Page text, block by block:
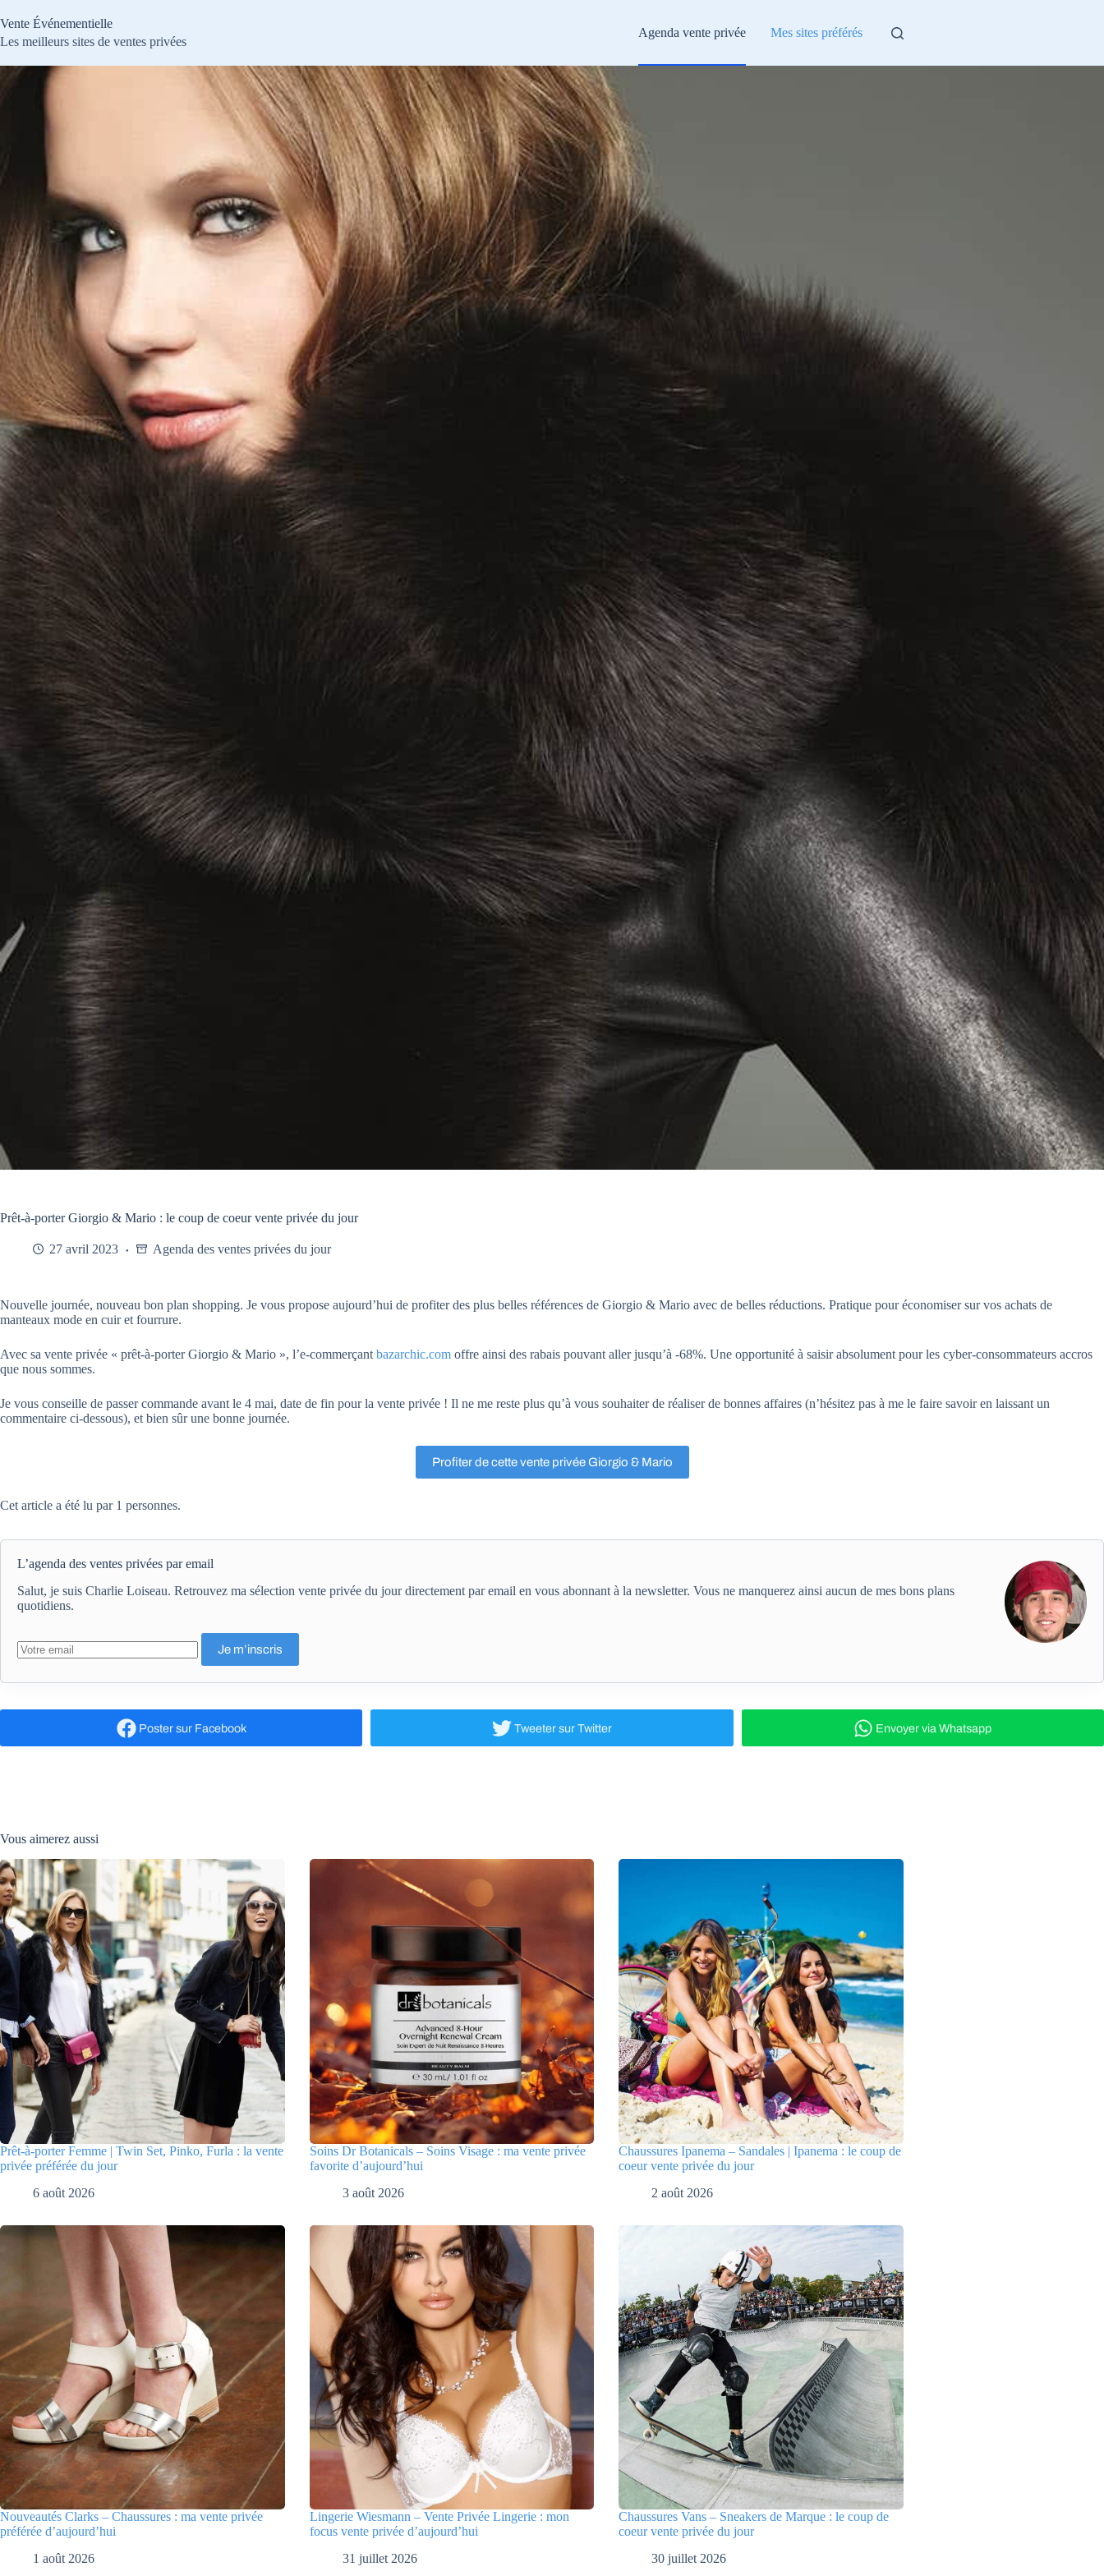
au
contenu
Vente Événementielle
Les meilleurs sites de ventes privées
Agenda vente privée Mes sites préférés
Prêt-à-porter Giorgio & Mario : le coup de coeur vente privée du jour
27 avril 2023 Agenda des ventes privées du jour
Nouvelle journée, nouveau bon plan shopping. Je vous propose aujourd’hui de profiter des plus belles références de Giorgio & Mario avec de belles réductions. Pratique pour économiser sur vos achats de
manteaux mode en cuir et fourrure.
Avec sa vente privée « prêt-à-porter Giorgio & Mario », l’e-commerçant bazarchic.com offre ainsi des rabais pouvant aller jusqu’à -68%. Une opportunité à saisir absolument pour les cyber-consommateurs accros
que nous sommes.
Je vous conseille de passer commande avant le 4 mai, date de fin pour la vente privée ! Il ne me reste plus qu’à vous souhaiter de réaliser de bonnes affaires (n’hésitez pas à me le faire savoir en laissant un
commentaire ci-dessous), et bien sûr une bonne journée.
Profiter de cette vente privée Giorgio & Mario
Cet article a été lu par 1 personnes.
L’agenda des ventes privées par email
Salut, je suis Charlie Loiseau. Retrouvez ma sélection vente privée du jour directement par email en vous abonnant à la newsletter. Vous ne manquerez ainsi aucun de mes bons plans
quotidiens.
Postersur Facebook Tweetersur Twitter Envoyervia Whatsapp
Vous aimerez aussi
Prêt-à-porter Femme | Twin Set, Pinko, Furla : la vente
privée préférée du jour
6 août 2026
Soins Dr Botanicals – Soins Visage : ma vente privée
favorite d’aujourd’hui
3 août 2026
Chaussures Ipanema – Sandales | Ipanema : le coup de
coeur vente privée du jour
2 août 2026
Nouveautés Clarks – Chaussures : ma vente privée
préférée d’aujourd’hui
1 août 2026
Lingerie Wiesmann – Vente Privée Lingerie : mon
focus vente privée d’aujourd’hui
31 juillet 2026
Chaussures Vans – Sneakers de Marque : le coup de
coeur vente privée du jour
30 juillet 2026